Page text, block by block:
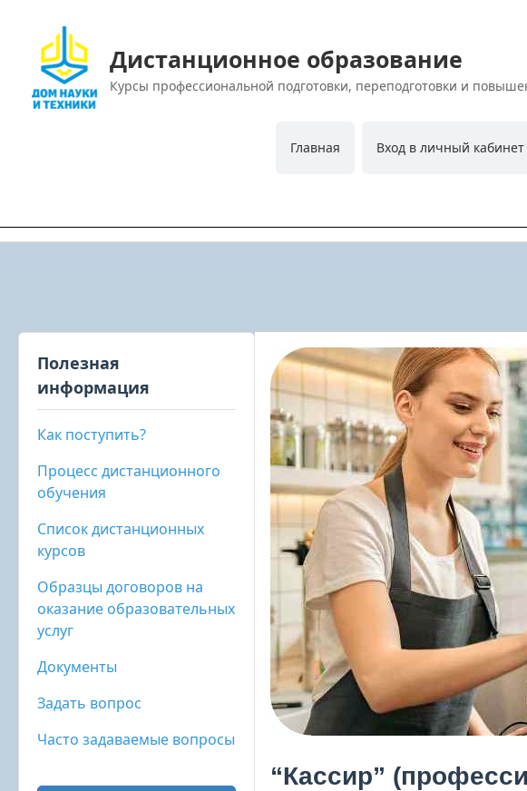
Дистанционное образование
Курсы профессиональной подготовки, переподготовки и
Главная Вход в личный кабинет
Полезная
информация
Как поступить?
Процесс дистанционного
обучения
Список дистанционных
курсов
Образцы договоров на
оказание образовательных
услуг
Документы
Задать вопрос
Часто задаваемые вопросы
“Кассир”